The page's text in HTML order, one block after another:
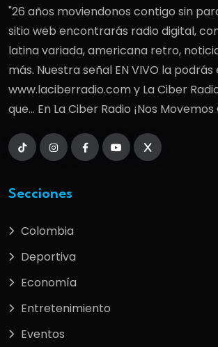
"26 años moviendonos contigo sin
sitio web encontrarás radio digital,
latina variada, americana retro,
más. Nuestra señal EN VIVO la
www.laciberradio.com y La Ciber
que... En La Ciber Radio ¡Nos
Secciones
Colombia
Deportiva
Economía
Entretenimiento
Eventos